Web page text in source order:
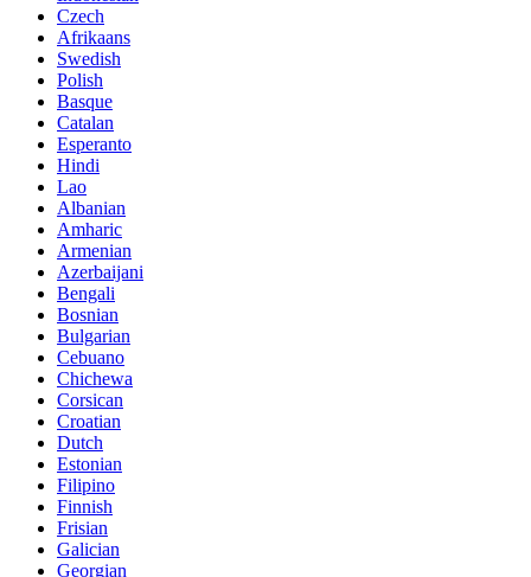
Czech
Afrikaans
Swedish
Polish
Basque
Catalan
Esperanto
Hindi
Lao
Albanian
Amharic
Armenian
Azerbaijani
Bengali
Bosnian
Bulgarian
Cebuano
Chichewa
Corsican
Croatian
Dutch
Estonian
Filipino
Finnish
Frisian
Galician
Georgian